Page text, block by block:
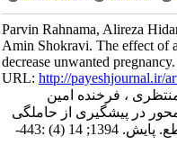
Parvin Rahnama, Alireza
Amin Shokravi. The effect
decrease unwanted
URL:http://
، فرخنده امین
در پیشگیری از حاملگی
های ناخواسته در زنان با نزدیکی منقطع. پایش. 1394; 14 (4) :443-